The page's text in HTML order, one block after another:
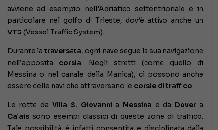
avviene ad esempio nell’Adriatico settentrionale e in
particolare nel golfo di Trieste, dov’è attivo anche un
VTS (Vessel Traffic System).
Durante latraversata, ogni nave segue la sua navigazione
nell’apposita corsia. Negli stretti (come quello di
Messina o nel canale della Manica), ci possono anche
essere delle navi che attraversano le corsie di traffico.
Le rotte da Villa S. Giovannia Messina e da Dovera
Calais sono esempi classici di queste zone di traffico.
Tale possibilità è infatti consentita e disciplinata dalla